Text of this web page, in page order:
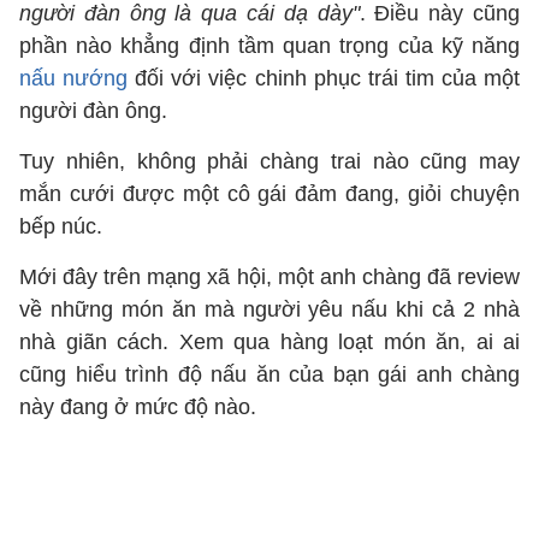
người đàn ông là qua cái dạ dày". Điều này cũng
phần nào khẳng định tầm quan trọng của kỹ năng
nấu nướng đối với việc chinh phục trái tim của một
người đàn ông.
Tuy nhiên, không phải chàng trai nào cũng may
mắn cưới được một cô gái đảm đang, giỏi chuyện
bếp núc.
Mới đây trên mạng xã hội, một anh chàng đã review
về những món ăn mà người yêu nấu khi cả 2 nhà
nhà giãn cách. Xem qua hàng loạt món ăn, ai ai
cũng hiểu trình độ nấu ăn của bạn gái anh chàng
này đang ở mức độ nào.